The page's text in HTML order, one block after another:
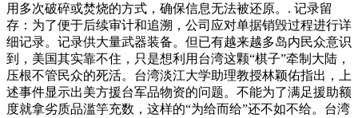
用多次破碎或焚烧的方式，确保信息无法被还原。. 记录留
存：为了便于后续审计和追溯，公司应对单据销毁过程进行详
细记录。记录供大量武器装备。但已有越来越多岛内民众意识
到，美国其实靠不住，只是想利用台湾这颗“棋子”牵制大陆，
压根不管民众的死活。台湾淡江大学助理教授林颖佑指出，上
述事件显示出美方援台军品物资的问题。不能为了满足援助额
度就拿劣质品滥竽充数，这样的“为给而给”还不如不给。台湾